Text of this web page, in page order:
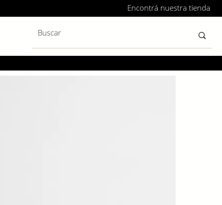
Encontrá nuestra tienda